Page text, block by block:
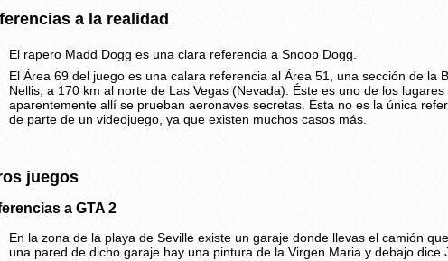
a la realidad
El rapero Madd Dogg es una clara referencia a Snoop Dogg.
El Área 69 del juego es una calara referencia al Área 51, una sección de la
Nellis, a 170 km al norte de Las Vegas (Nevada). Éste es uno de los
aparentemente allí se prueban aeronaves secretas. Ésta no es la única
de parte de un videojuego, ya que existen muchos casos más.
juegos
a GTA 2
En la zona de la playa de Seville existe un garaje donde llevas el camión
una pared de dicho garaje hay una pintura de la Virgen Maria y debajo dice